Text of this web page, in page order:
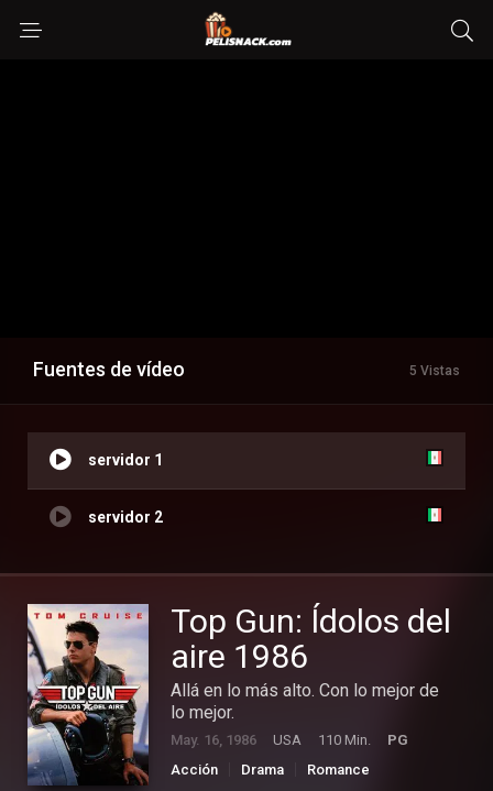
Fuentes de vídeo 5 Vistas
servidor 1
servidor 2
Top Gun: Ídolos del
aire 1986
Allá en lo más alto. Con lo mejor de
lo mejor.
May. 16, 1986 USA 110 Min.
PG
Acción
Drama Romance